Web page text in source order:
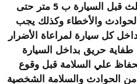
سريع يضع السائق هذا المثلث قبل السيارة ب 5 متر حتى
والأخطاء وكذلك يجب
كل سيارة لمراعاة الأضرار
طفاية حريق بداخل السيارة
علي السلامة قبل وقوع
من الحوادث والسلامة الشخصية